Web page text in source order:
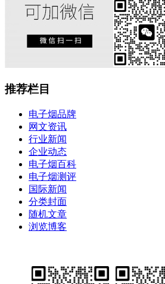
推荐栏目
电子烟品牌
网文资讯
行业新闻
企业动态
电子烟百科
电子烟测评
国际新闻
分类封面
随机文章
浏览博客